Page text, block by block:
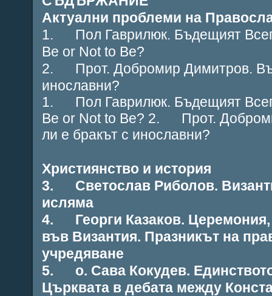
Актуални проблеми на
1. Пол Гаврилюк. Бъдещият
Be or Not to Be?
2. Прот. Добромир Димитров.
инославни?
1. Пол Гаврилюк. Бъдещият
Be or Not to Be? 2. Прот.
ли е бракът с инославни?
Християнство и история
3. Светослав Риболов.
исляма
4. Георги Казаков. Церемония,
във Византия. Празникът на
учредяване
5. о. Сава Кокудев. Единството
Църквата в дебата между